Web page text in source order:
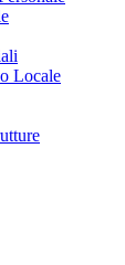
Locale